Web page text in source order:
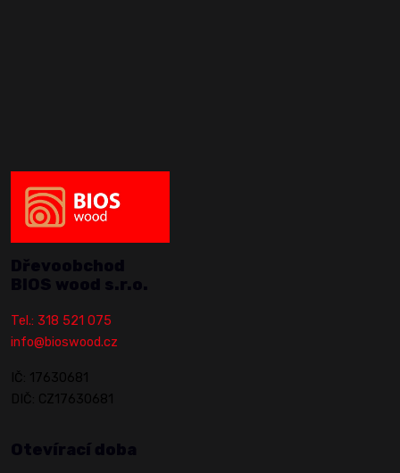
Dřevoobchod
BIOS wood s.r.o.
Tel.: 318 521 075
info@bioswood.cz
IČ: 17630681
DIČ: CZ17630681
Otevírací doba